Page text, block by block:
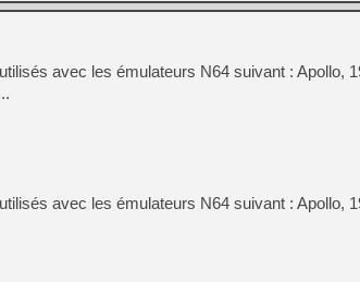
[Mo5] DOOM arrive en
[GK] Bethesda fête les 30
[GK] Roblox : l'action en
[GK] Agenda - GeForce
[LS] [PS5] ps5-y2jb-
avec les émulateurs N64 suivant : Apollo,
avec les émulateurs N64 suivant : Apollo,